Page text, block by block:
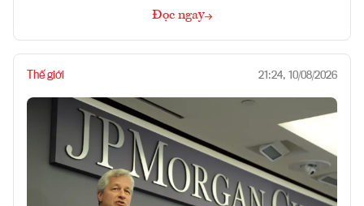
Đọc ngay
Thế giới 21:24, 10/08/2026